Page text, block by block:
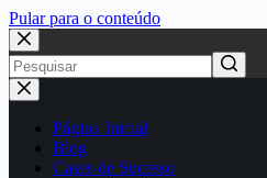
Pular para o conteúdo
Página Inicial
Blog
Cases de Sucesso